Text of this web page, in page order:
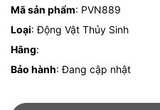
Mã sản phẩm: PVN889
Loại: Động Vật Thủy Sinh
Hãng:
Bảo hành: Đang cập nhật